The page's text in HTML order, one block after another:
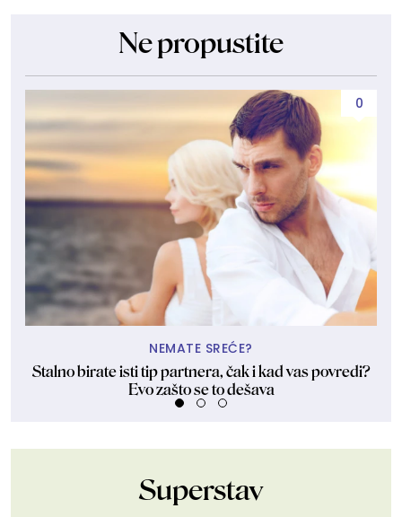
Ne propustite
0
NEMATE SREĆE?
Stalno birate isti tip partnera, čak i kad vas povredi?
Evo zašto se to dešava
Superstav